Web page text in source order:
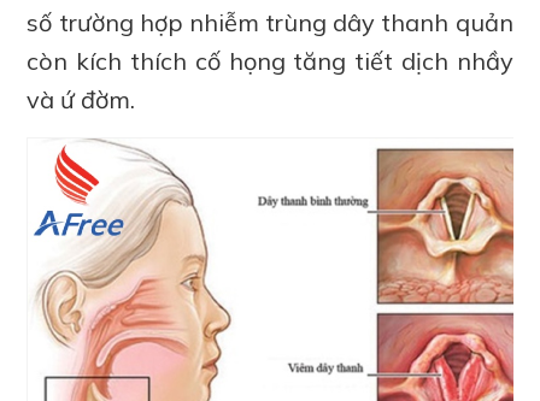
số trường hợp nhiễm trùng dây thanh quản
còn kích thích cố họng tăng tiết dịch nhầy
và ứ đờm.